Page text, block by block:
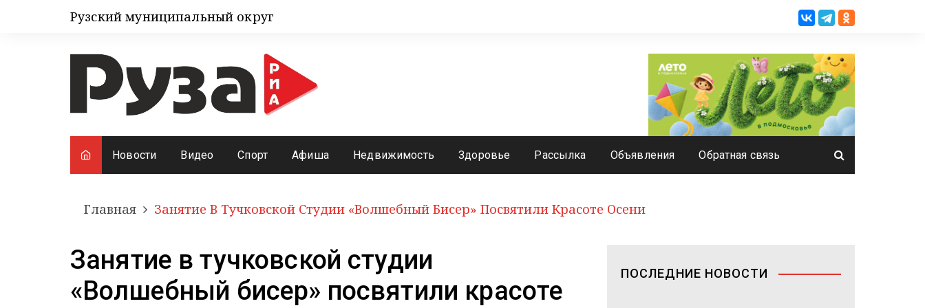
Рузский муниципальный округ
Новости Видео Спорт Афиша Недвижимость Здоровье Рассылка Объявления Обратная связь
Главная Занятие В Тучковской Студии «Волшебный Бисер» Посвятили Красоте Осени
Занятие в тучковской студии
«Волшебный бисер» посвятили красоте
ПОСЛЕДНИЕ НОВОСТИ